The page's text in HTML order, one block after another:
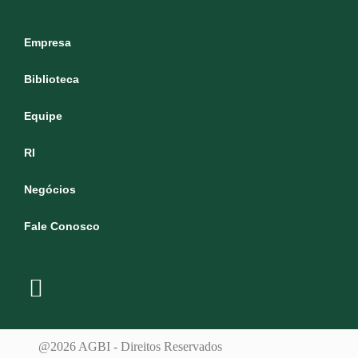
Empresa
Biblioteca
Equipe
RI
Negócios
Fale Conosco
@2026 AGBI - Direitos Reservados